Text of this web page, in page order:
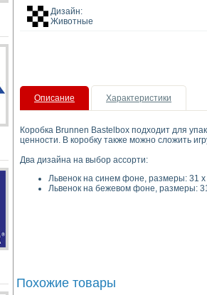
Дизайн:
Животные
Описание Характеристики
Коробка Brunnen Bastelbox подходит для
ценности. В коробку также можно сложить
Два дизайна на выбор ассорти:
Львенок на синем фоне, размеры: 31
Львенок на бежевом фоне, размеры:
Похожие товары